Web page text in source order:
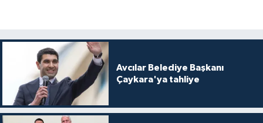
Avcılar Belediye Başkanı
Çaykara'ya tahliye